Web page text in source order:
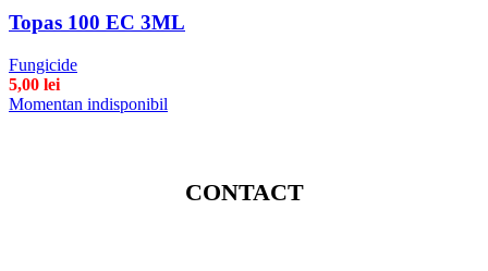
Topas 100 EC 3ML
Fungicide
5,00 lei
Momentan indisponibil
CONTACT